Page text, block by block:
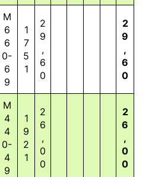
M
6
6
0-
6
9
1
7
5
1
2
9
,
6
0
2
9
,
6
0
M
4
4
0-
4
9
1
9
2
1
2
6
,
0
0
2
6
,
0
0